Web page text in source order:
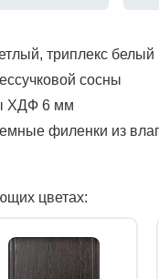
триплекс белый
сосны
ХДФ 6 мм
филенки из
цветах: